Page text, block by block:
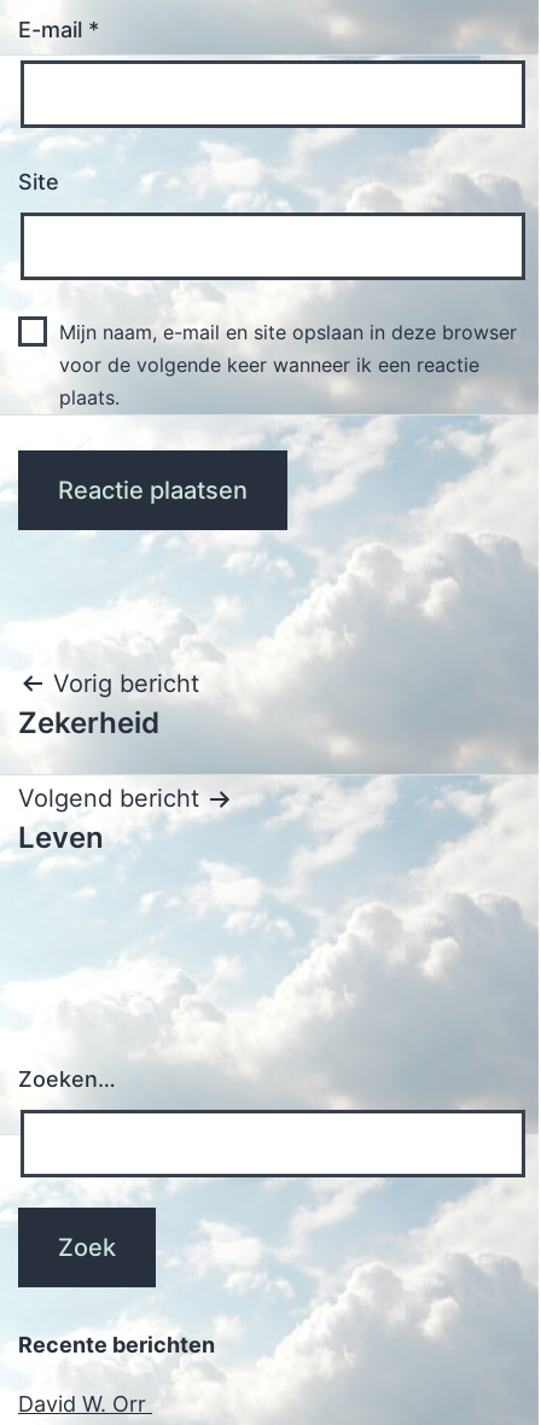
E-mail *
Site
Mijn naam, e-mail en site opslaan in deze browser
voor de volgende keer wanneer ik een reactie
plaats.
Bericht
navigatie
Vorig bericht
Zekerheid
Volgend bericht
Leven
Zoeken…
Recente berichten
David W. Orr